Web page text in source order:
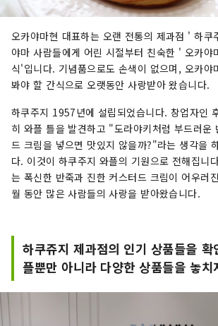
오카야마현 대표하는 오랜 전통의 제과점 ' 하쿠
야마 사람들에게 어린 시절부터 친숙한 ' 오카야
식'입니다. 기념품으로도 손색이 없으며, 오카야
봐야 할 간식으로 오랫동안 사랑받아 왔습니다.
하쿠주지 1957년에 설립되었습니다. 창업자인
히 와플 틀을 발견하고 "도라야키처럼 부드러운
드 크림을 넣으면 맛있지 않을까?"라는 생각을
다. 이것이 하쿠주지 와플의 기원으로 전해집니
는 폭신한 반죽과 진한 커스터드 크림이 어우러
월 동안 많은 사람들의 사랑을 받아왔습니다.
하쿠쥬지 제과점의 인기 상품들을
플뿐만 아니라 다양한 상품들을 놓치